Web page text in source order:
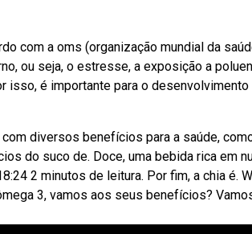
com a oms (organização mundial da
ou seja, o estresse, a exposição a
isso, é importante para o
diversos benefícios para a saúde,
do suco de. Doce, uma bebida rica em
2 minutos de leitura. Por fim, a chia é.
3, vamos aos seus benefícios?